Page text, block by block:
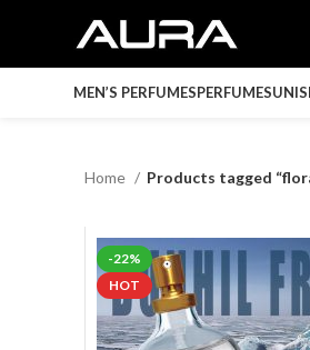
MEN’S PERFUMESPERFUMES
Home Products tagged
-22%
HOT